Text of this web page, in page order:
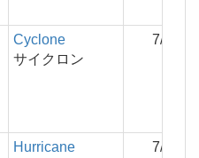
Cyclone
サイクロン
7/5/5
Hurricane
7/4/6